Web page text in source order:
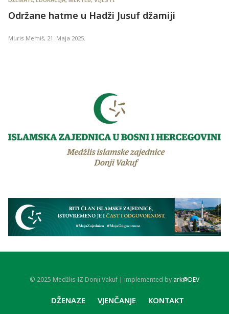
Održane hatme u Hadži Jusuf džamiji
Muris Memiš, 21. Maja 2025.
© 2025 Medžlis IZ Donji Vakuf | implemented by ark@DEV
DŽENAZE VJENČANJE KONTAKT